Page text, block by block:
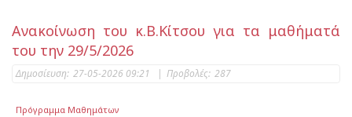
Ανακοίνωση του κ.Β.Κίτσου για τα μαθήματά
του την 29/5/2026
Δημοσίευση: 27-05-2026 09:21 | Προβολές: 287
Πρόγραμμα Μαθημάτων